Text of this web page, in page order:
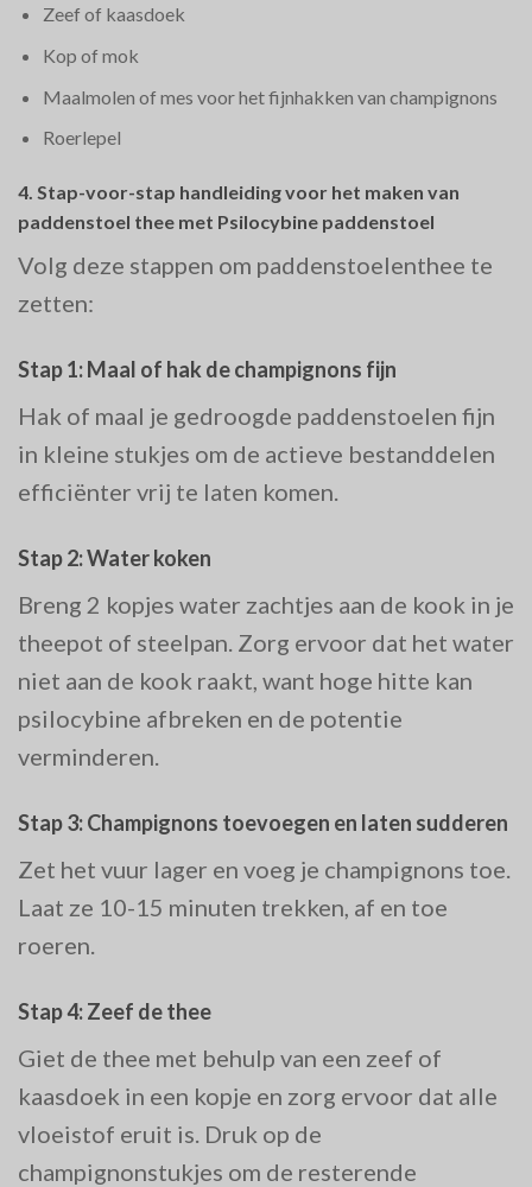
Zeef of kaasdoek
Kop of mok
Maalmolen of mes voor het fijnhakken van champignons
Roerlepel
4. Stap-voor-stap handleiding voor het maken van
paddenstoel thee met Psilocybine paddenstoel
Volg deze stappen om paddenstoelenthee te
zetten:
Stap 1: Maal of hak de champignons fijn
Hak of maal je gedroogde paddenstoelen fijn
in kleine stukjes om de actieve bestanddelen
efficiënter vrij te laten komen.
Stap 2: Water koken
Breng 2 kopjes water zachtjes aan de kook in je
theepot of steelpan. Zorg ervoor dat het water
niet aan de kook raakt, want hoge hitte kan
psilocybine afbreken en de potentie
verminderen.
Stap 3: Champignons toevoegen en laten sudderen
Zet het vuur lager en voeg je champignons toe.
Laat ze 10-15 minuten trekken, af en toe
roeren.
Stap 4: Zeef de thee
Giet de thee met behulp van een zeef of
kaasdoek in een kopje en zorg ervoor dat alle
vloeistof eruit is. Druk op de
champignonstukjes om de resterende